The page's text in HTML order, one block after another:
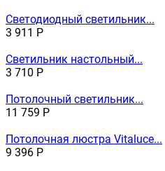
Светодиодный светильник...
3 911 Р
Светильник настольный...
3 710 Р
Потолочный светильник...
11 759 Р
Потолочная люстра Vitaluce...
9 396 Р